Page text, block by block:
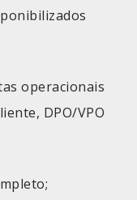
operacionais
DPO/VPO